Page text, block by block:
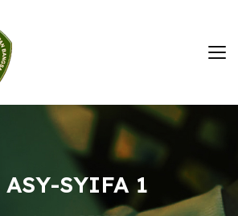
ASY-SYIFA 1